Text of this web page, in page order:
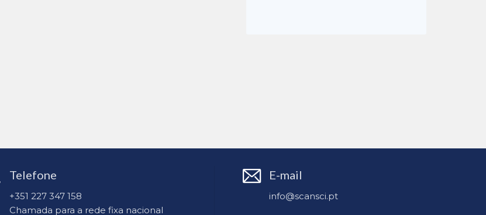
Telefone
+351 227 347 158
Chamada para a rede fixa nacional
E-mail
info@scansci.pt